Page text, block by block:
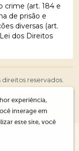
crime (art. 184 e
de prisão e
diversas (art.
dos Direitos
direitos reservados.
experiência,
interage em
este site, você